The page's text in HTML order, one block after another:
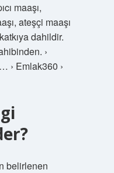
maaşı,
ateşçi maaşı
dahildir.
›
› Emlak360 ›
belirlenen